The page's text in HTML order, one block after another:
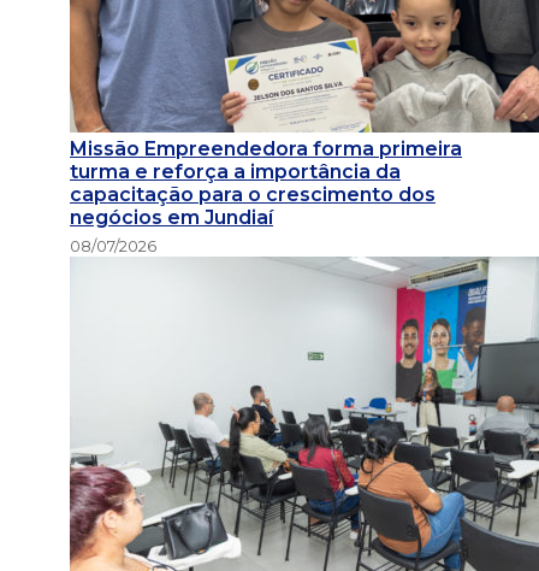
Missão Empreendedora forma primeira
turma e reforça a importância da
capacitação para o crescimento dos
negócios em Jundiaí
08/07/2026